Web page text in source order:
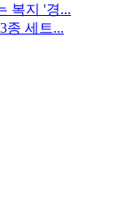
복지 '경...
종 세트...